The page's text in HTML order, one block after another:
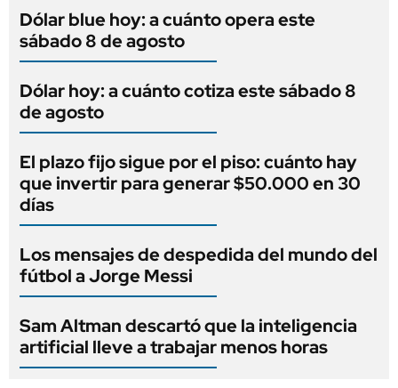
Dólar blue hoy: a cuánto opera este
sábado 8 de agosto
Dólar hoy: a cuánto cotiza este sábado 8
de agosto
El plazo fijo sigue por el piso: cuánto hay
que invertir para generar $50.000 en 30
días
Los mensajes de despedida del mundo del
fútbol a Jorge Messi
Sam Altman descartó que la inteligencia
artificial lleve a trabajar menos horas